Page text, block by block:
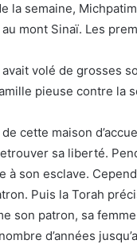
la semaine,
mont Sinaï. Les
avait volé de grosses
pieuse contre la
cette maison
sa liberté.
à son esclave.
Puis la Torah
son patron, sa
d’années